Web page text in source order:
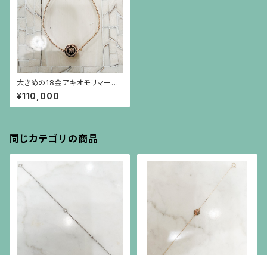
大きめの18金アキオモリマーク
のプレートのブレスレット
¥110,000
同じカテゴリの商品